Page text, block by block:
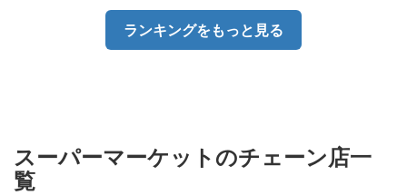
ランキングをもっと見る
スーパーマーケットのチェーン店一
覧